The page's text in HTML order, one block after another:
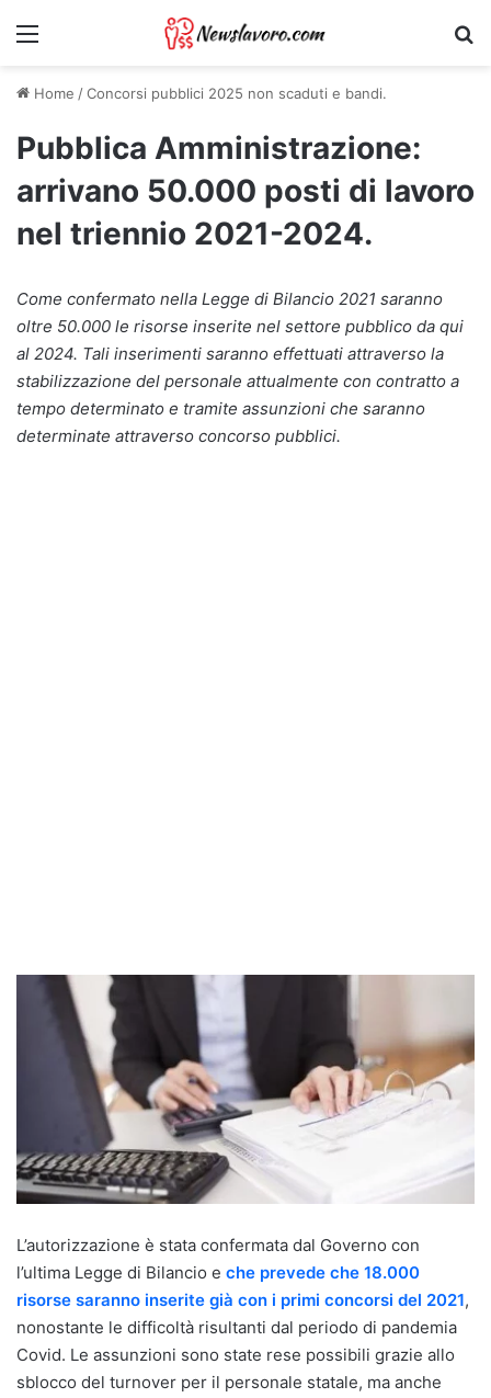
Menu
Home /Concorsi pubblici 2025 non scaduti e bandi.
Pubblica Amministrazione:
arrivano 50.000 posti di lavoro
nel triennio 2021-2024.
Come confermato nella Legge di Bilancio 2021 saranno
oltre 50.000 le risorse inserite nel settore pubblico da qui
al 2024. Tali inserimenti saranno effettuati attraverso la
stabilizzazione del personale attualmente con contratto a
tempo determinato e tramite assunzioni che saranno
determinate attraverso concorso pubblici.
L’autorizzazione è stata confermata dal Governo con
l’ultima Legge di Bilancio e che prevede che 18.000
risorse saranno inserite già con i primi concorsi del 2021,
nonostante le difficoltà risultanti dal periodo di pandemia
Covid. Le assunzioni sono state rese possibili grazie allo
sblocco del turnover per il personale statale, ma anche